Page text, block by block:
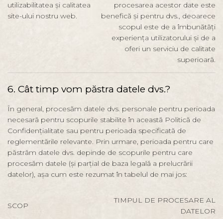
utilizabilitatea și calitatea
site-ului nostru web.
procesarea acestor date este
benefică și pentru dvs., deoarece
scopul este de a îmbunătăți
experiența utilizatorului și de a
oferi un serviciu de calitate
superioară.
6. Cât timp vom păstra datele dvs.?
În general, procesăm datele dvs. personale pentru perioada
necesară pentru scopurile stabilite în această Politică de
Confidențialitate sau pentru perioada specificată de
reglementările relevante. Prin urmare, perioada pentru care
păstrăm datele dvs. depinde de scopurile pentru care
procesăm datele (și parțial de baza legală a prelucrării
datelor), așa cum este rezumat în tabelul de mai jos:
SCOP
TIMPUL DE PROCESARE AL
DATELOR